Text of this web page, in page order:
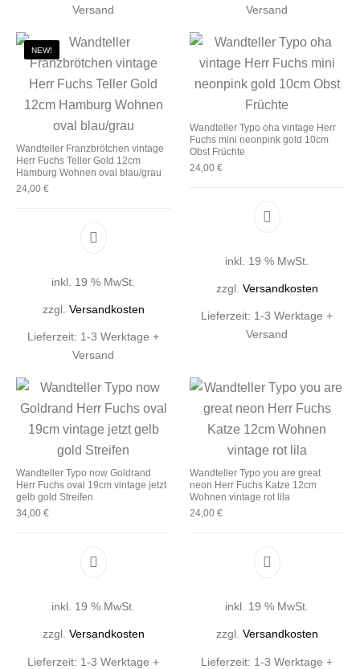
Versand
Versand
NEW!
Wandteller Franzbrötchen vintage
Herr Fuchs Teller Gold 12cm
Hamburg Wohnen oval blau/grau
24,00 €
inkl. 19 % MwSt.
zzgl. Versandkosten
Lieferzeit: 1-3 Werktage +
Versand
Wandteller Typo oha vintage Herr
Fuchs mini neonpink gold 10cm
Obst Früchte
24,00 €
inkl. 19 % MwSt.
zzgl. Versandkosten
Lieferzeit: 1-3 Werktage +
Versand
Wandteller Typo now Goldrand
Herr Fuchs oval 19cm vintage jetzt
gelb gold Streifen
34,00 €
inkl. 19 % MwSt.
zzgl. Versandkosten
Lieferzeit: 1-3 Werktage +
Wandteller Typo you are great
neon Herr Fuchs Katze 12cm
Wohnen vintage rot lila
24,00 €
inkl. 19 % MwSt.
zzgl. Versandkosten
Lieferzeit: 1-3 Werktage +